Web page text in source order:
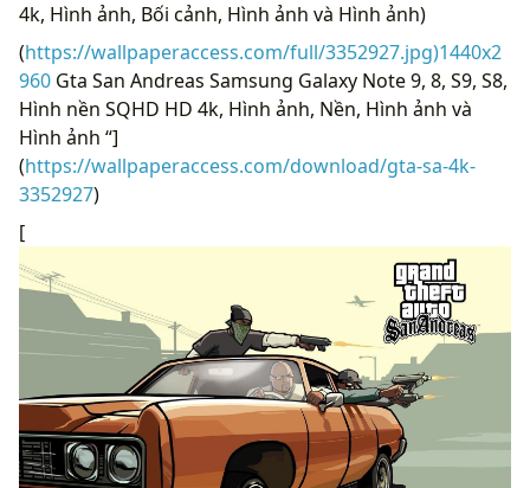
4k, Hình ảnh, Bối cảnh, Hình ảnh và Hình ảnh)
(https://wallpaperaccess.com/full/3352927.jpg)1440x2
960 ​​Gta San Andreas Samsung Galaxy Note 9, 8, S9, S8,
Hình nền SQHD HD 4k, Hình ảnh, Nền, Hình ảnh và
Hình ảnh “]
(https://wallpaperaccess.com/download/gta-sa-4k-
3352927)
[